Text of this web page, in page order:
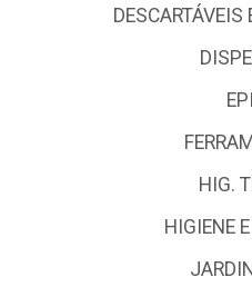
HIG.
HIGIENE